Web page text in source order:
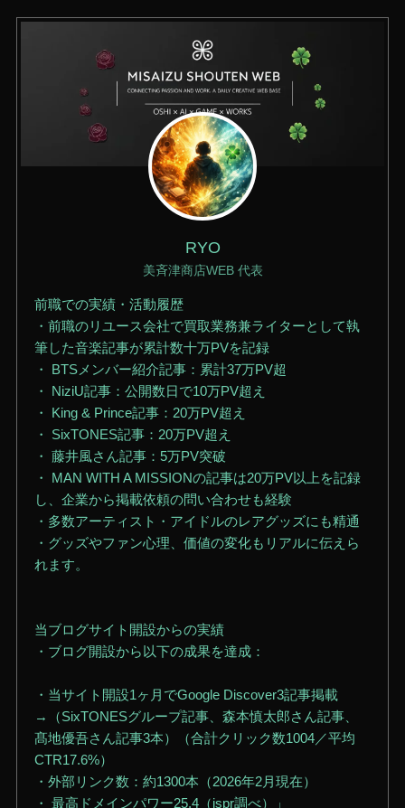
RYO
美斉津商店WEB 代表
前職での実績・活動履歴
・前職のリユース会社で買取業務兼ライターとして執
筆した音楽記事が累計数十万PVを記録
・ BTSメンバー紹介記事：累計37万PV超
・ NiziU記事：公開数日で10万PV超え
・ King & Prince記事：20万PV超え
・ SixTONES記事：20万PV超え
・ 藤井風さん記事：5万PV突破
・ MAN WITH A MISSIONの記事は20万PV以上を記録
し、企業から掲載依頼の問い合わせも経験
・多数アーティスト・アイドルのレアグッズにも精通
・グッズやファン心理、価値の変化もリアルに伝えら
れます。
当ブログサイト開設からの実績
・ブログ開設から以下の成果を達成：
・当サイト開設1ヶ月でGoogle Discover3記事掲載
→（SixTONESグループ記事、森本慎太郎さん記事、
髙地優吾さん記事3本）（合計クリック数1004／平均
CTR17.6%）
・外部リンク数：約1300本（2026年2月現在）
・ 最高ドメインパワー25.4（ispr調べ）」